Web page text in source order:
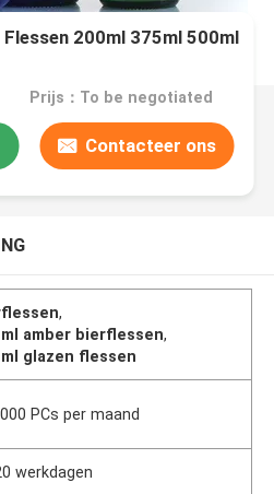
200ml 375ml 500ml
Prijs：To be negotiated
Contacteer ons
,
ml amber bierflessen,
ml glazen flessen
PCs per maand
werkdagen